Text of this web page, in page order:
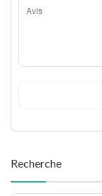
Recherche